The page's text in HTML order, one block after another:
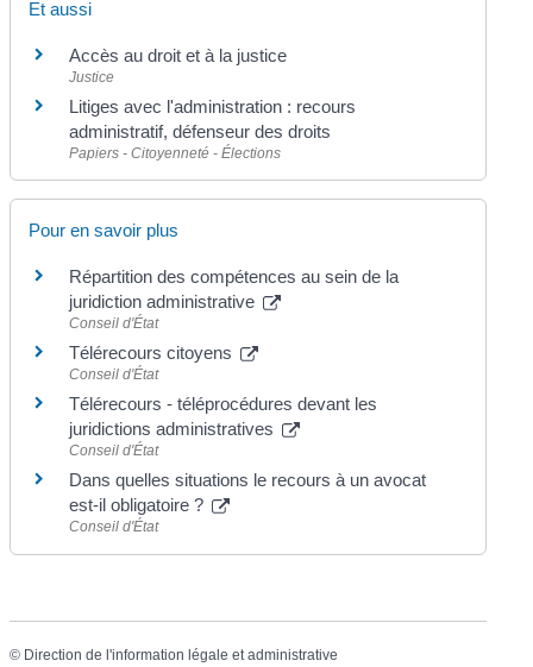
Et aussi
Accès au droit et à la justice
Justice
Litiges avec l'administration : recours
administratif, défenseur des droits
Papiers - Citoyenneté - Élections
Pour en savoir plus
Répartition des compétences au sein de la
juridiction administrative
Conseil d'État
Télérecours citoyens
Conseil d'État
Télérecours - téléprocédures devant les
juridictions administratives
Conseil d'État
Dans quelles situations le recours à un avocat
est-il obligatoire ?
Conseil d'État
© Direction de l'information légale et administrative